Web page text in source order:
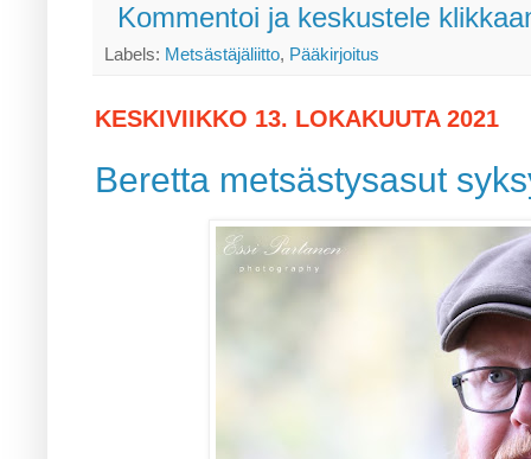
Kommentoi ja keskustele
Labels: Metsästäjäliitto, Pääkirjoitus
KESKIVIIKKO 13. LOKAKUUTA 2021
Beretta metsästysasut